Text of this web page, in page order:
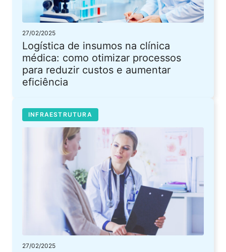
27/02/2025
Logística de insumos na clínica
médica: como otimizar processos
para reduzir custos e aumentar
eficiência
INFRAESTRUTURA
27/02/2025